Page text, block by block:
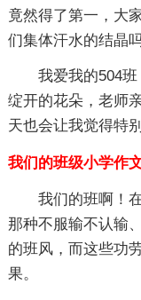
竟然得了第一，大
们集体汗水的结晶
我爱我的504
绽开的花朵，老师
天也会让我觉得特
我们的班级小学作
我们的班啊！
那种不服输不认输
的班风，而这些功
果。